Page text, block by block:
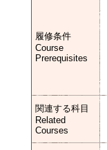
履修条件
Course
Prerequisites
関連する科目
Related
Courses